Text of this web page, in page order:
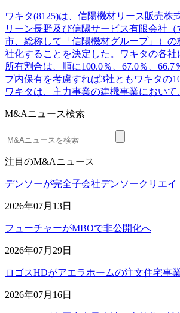
ワキタ(8125)は、信陽機材リース販売株
リーン長野及び信陽サービス有限会社（
市、総称して「信陽機材グループ」）
社化することを決定した。ワキタの各
所有割合は、順に100.0％、67.0％、
プ内保有を考慮すれば3社ともワキタの
ワキタは、主力事業の建機事業におい
M&Aニュース検索
注目のM&Aニュース
デンソーが完全子会社デンソークリエ
2026年07月13日
フューチャーがMBOで非公開化へ
2026年07月29日
ロゴスHDがアエラホームの注文住宅事
2026年07月16日